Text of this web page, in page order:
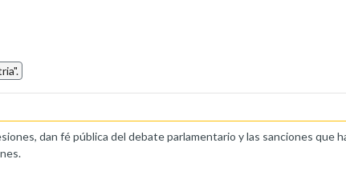
dan fé pública del debate parlamentario y las sanciones que